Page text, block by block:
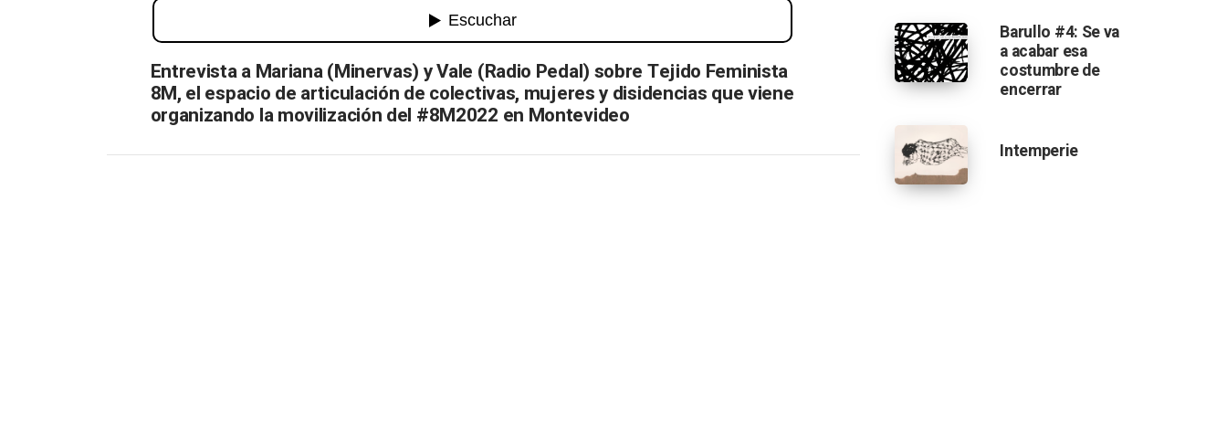
Tejido Feminista 8M
Entrevista a Mariana (Minervas) y Vale (Radio Pedal) sobre Tejido Feminista
8M, el espacio de articulación de colectivas, mujeres y disidencias que viene
organizando la movilización del #8M2022 en Montevideo
Barullo #4: Se va
a acabar esa
costumbre de
encerrar
Intemperie